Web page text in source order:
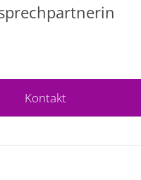
Kontakt